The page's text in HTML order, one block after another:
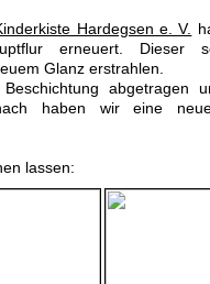
Hardegsen e. V.
erneuert. Dieser
Glanz erstrahlen.
abgetragen
haben wir eine
lassen: